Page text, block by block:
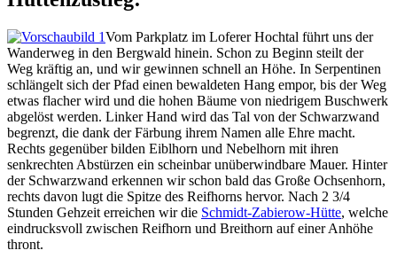
Vom Parkplatz im Loferer Hochtal führt uns der
Wanderweg in den Bergwald hinein. Schon zu Beginn steilt der
Weg kräftig an, und wir gewinnen schnell an Höhe. In Serpentinen
schlängelt sich der Pfad einen bewaldeten Hang empor, bis der Weg
etwas flacher wird und die hohen Bäume von niedrigem Buschwerk
abgelöst werden. Linker Hand wird das Tal von der Schwarzwand
begrenzt, die dank der Färbung ihrem Namen alle Ehre macht.
Rechts gegenüber bilden Eiblhorn und Nebelhorn mit ihren
senkrechten Abstürzen ein scheinbar unüberwindbare Mauer. Hinter
der Schwarzwand erkennen wir schon bald das Große Ochsenhorn,
rechts davon lugt die Spitze des Reifhorns hervor. Nach 2 3/4
Stunden Gehzeit erreichen wir die Schmidt-Zabierow-Hütte, welche
eindrucksvoll zwischen Reifhorn und Breithorn auf einer Anhöhe
thront.